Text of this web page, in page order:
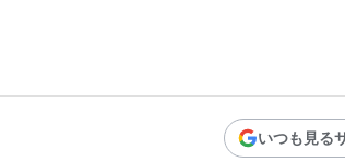
いつも見る